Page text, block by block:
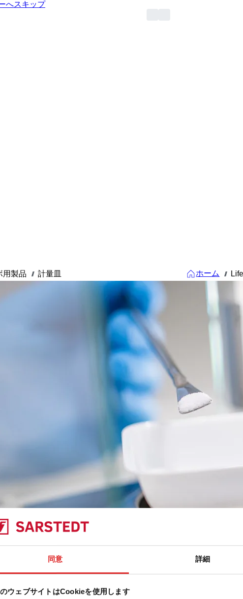
同意 詳細
ウェブサイトはCookieを使用します
へスキップ
用製品 /// 計量皿 ホーム ///
製品